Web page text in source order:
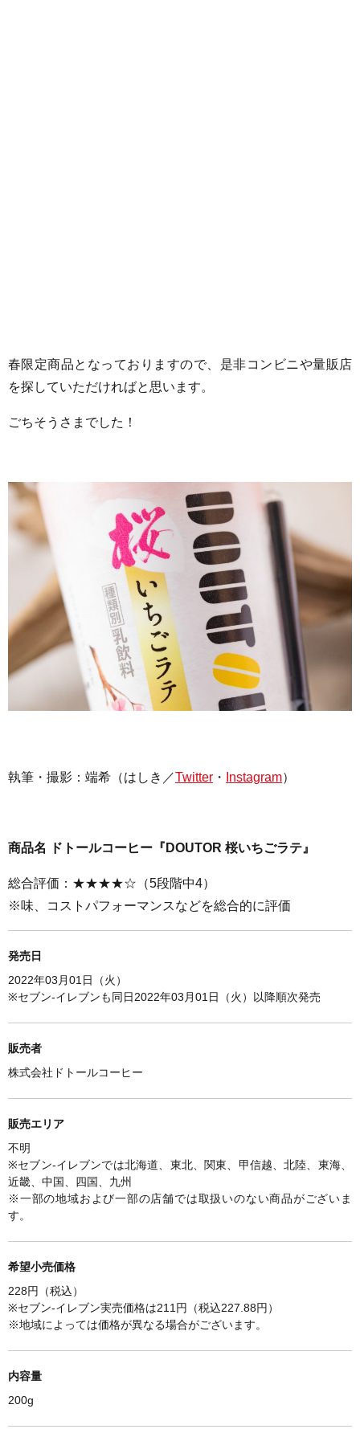
春限定商品となっておりますので、是非コンビニや量販店
を探していただければと思います。
ごちそうさまでした！
執筆・撮影： 端希（はしき／Twitter ・ Instagram）
商品名 ドトールコーヒー『DOUTOR 桜いちごラテ』
総合評価：★★★★☆（5段階中4）
※味、コストパフォーマンスなどを総合的に評価
発売日
2022年03月01日（火）
※セブン-イレブンも同日2022年03月01日（火）以降順次発売
販売者
株式会社ドトールコーヒー
販売エリア
不明
※セブン-イレブンでは北海道、東北、関東、甲信越、北陸、東海、
近畿、中国、四国、九州
※一部の地域および一部の店舗では取扱いのない商品がございま
す。
希望小売価格
228円（税込）
※セブン-イレブン実売価格は211円（税込227.88円）
※地域によっては価格が異なる場合がございます。
内容量
200g